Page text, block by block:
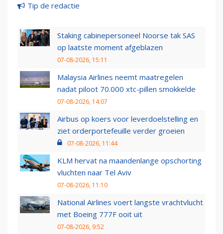
Tip de redactie
Staking cabinepersoneel Noorse tak SAS
op laatste moment afgeblazen
07-08-2026, 15:11
Malaysia Airlines neemt maatregelen
nadat piloot 70.000 xtc-pillen smokkelde
07-08-2026, 14:07
Airbus op koers voor leverdoelstelling en
ziet orderportefeuille verder groeien
07-08-2026, 11:44
KLM hervat na maandenlange opschorting
vluchten naar Tel Aviv
07-08-2026, 11:10
National Airlines voert langste vrachtvlucht
met Boeing 777F ooit uit
07-08-2026, 9:52